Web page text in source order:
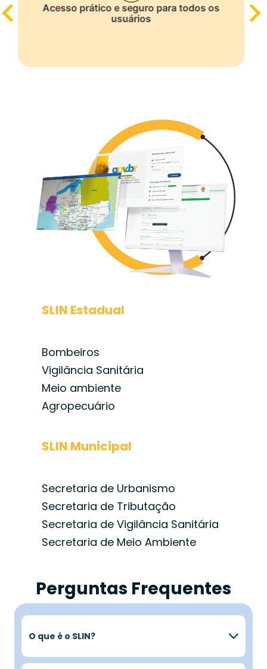
Acesso prático e seguro para todos os
usuários
SLIN Estadual
Bombeiros
Vigilância Sanitária
Meio ambiente
Agropecuário
SLIN Municipal
Secretaria de Urbanismo
Secretaria de Tributação
Secretaria de Vigilância Sanitária
Secretaria de Meio Ambiente
Perguntas Frequentes
O que é o SLIN?